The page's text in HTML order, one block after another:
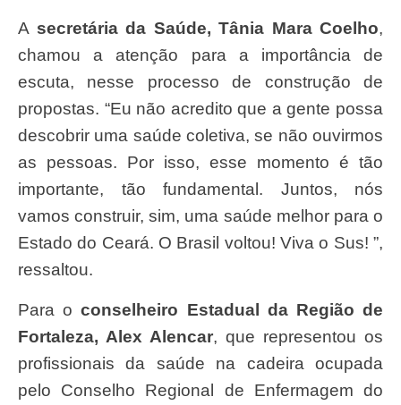
A secretária da Saúde, Tânia Mara Coelho,
chamou a atenção para a importância de
escuta, nesse processo de construção de
propostas. “Eu não acredito que a gente possa
descobrir uma saúde coletiva, se não ouvirmos
as pessoas. Por isso, esse momento é tão
importante, tão fundamental. Juntos, nós
vamos construir, sim, uma saúde melhor para o
Estado do Ceará. O Brasil voltou! Viva o Sus! ”,
ressaltou.
Para oconselheiro Estadual da Região de
Fortaleza, Alex Alencar, que representou os
profissionais da saúde na cadeira ocupada
pelo Conselho Regional de Enfermagem do